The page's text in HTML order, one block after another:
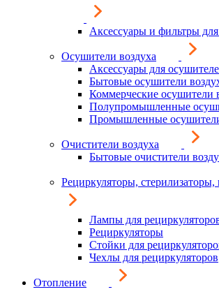
Аксессуары и фильтры
Осушители воздуха
Аксессуары для
Бытовые осушители
Коммерческие осушители
Полупромышленные
Промышленные
Очистители воздуха
Бытовые очистители
Рециркуляторы, стерилизаторы,
Лампы для
Рециркуляторы
Стойки для
Чехлы для рециркуляторов
Отопление